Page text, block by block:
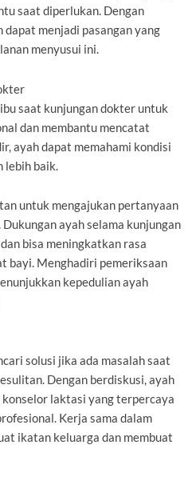
saat diperlukan. Dengan
dapat menjadi pasangan yang
menyusui ini.
saat kunjungan dokter untuk
dan membantu mencatat
ayah dapat memahami kondisi
lebih baik.
untuk mengajukan pertanyaan
ayah selama kunjungan
bisa meningkatkan rasa
bayi. Menghadiri pemeriksaan
kepedulian ayah
solusi jika ada masalah saat
Dengan berdiskusi, ayah
laktasi yang terpercaya
Kerja sama dalam
ikatan keluarga dan membuat